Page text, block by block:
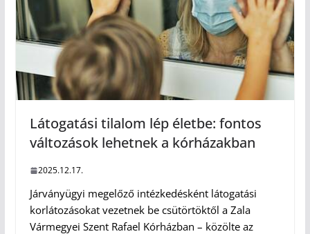
Látogatási tilalom lép életbe: fontos
változások lehetnek a kórházakban
2025.12.17.
Járványügyi megelőző intézkedésként látogatási
korlátozásokat vezetnek be csütörtöktől a Zala
Vármegyei Szent Rafael Kórházban – közölte az